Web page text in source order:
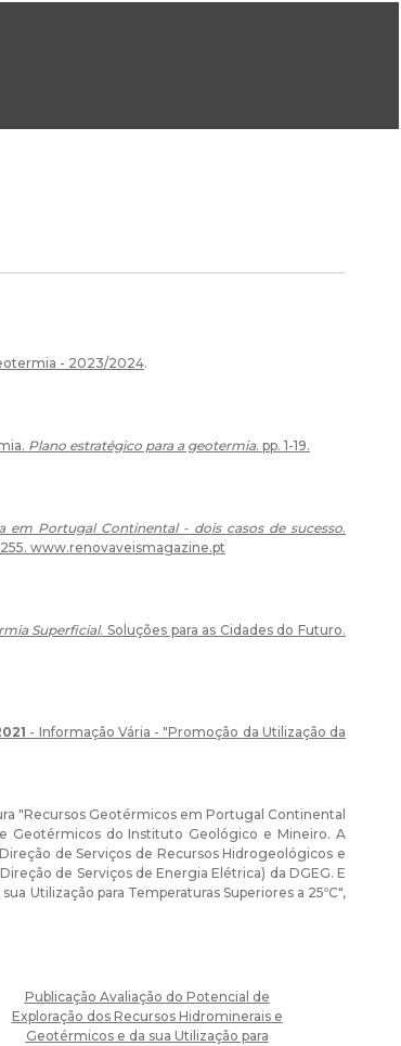
- 2023/2024.
Plano estratégico para a geotermia. pp. 1-19.
em Portugal Continental - dois casos de sucesso.
www.renovaveismagazine.pt
Superficial. Soluções para as Cidades do Futuro.
- Informação Vária - "Promoção da Utilização da
"Recursos Geotérmicos em Portugal Continental
Geotérmicos do Instituto Geológico e Mineiro. A
de Serviços de Recursos Hidrogeológicos e
de Serviços de Energia Elétrica) da DGEG. E
Utilização para Temperaturas Superiores a 25ºC",
Publicação Avaliação do Potencial de
Exploração dos Recursos Hidrominerais e
Geotérmicos e da sua Utilização para